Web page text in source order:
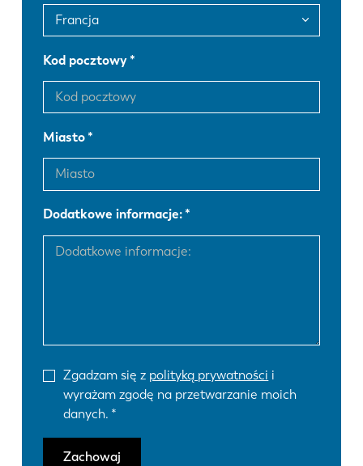
Kod pocztowy
Miasto
Dodatkowe informacje:
Zgadzam się z polityką prywatności i
wyrażam zgodę na przetwarzanie moich
danych.
Zachowaj
DE IT
ES
PL
KO CN